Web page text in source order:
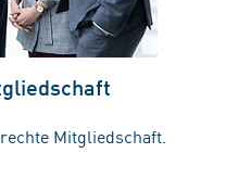
Mitgliedschaft.